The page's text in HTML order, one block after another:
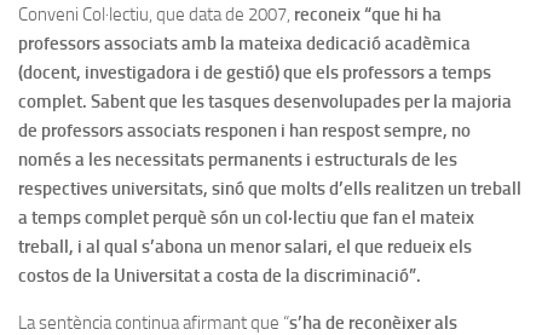
Conveni Col·lectiu, que data de 2007, reconeix “que hi ha
professors associats amb la mateixa dedicació acadèmica
(docent, investigadora i de gestió) que els professors a temps
complet. Sabent que les tasques desenvolupades per la majoria
de professors associats responen i han respost sempre, no
només a les necessitats permanents i estructurals de les
respectives universitats, sinó que molts d’ells realitzen un treball
a temps complet perquè són un col·lectiu que fan el mateix
treball, i al qual s’abona un menor salari, el que redueix els
costos de la Universitat a costa de la discriminació”.
La sentència continua afirmant que “s’ha de reconèixer als